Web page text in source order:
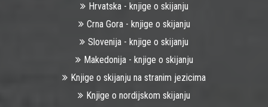
Hrvatska - knjige o skijanju
Crna Gora - knjige o skijanju
Slovenija - knjige o skijanju
Makedonija - knjige o skijanju
Knjige o skijanju na stranim jezicima
Knjige o nordijskom skijanju